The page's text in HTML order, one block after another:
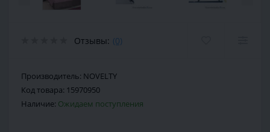
Отзывы: (0)
Производитель: NOVELTY
Код товара: 15970950
Наличие: Ожидаем поступления